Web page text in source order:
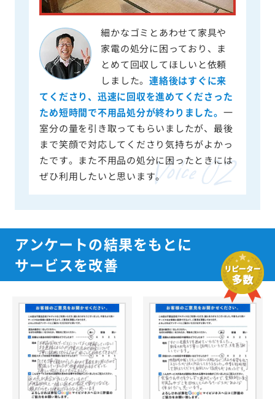
細かなゴミとあわせて家具や
家電の処分に困っており、ま
とめて回収してほしいと依頼
しました。連絡後はすぐに来
てくださり、迅速に回収を進めてくださった
ため短時間で不用品処分が終わりました。 一
室分の量を引き取ってもらいましたが、最後
まで笑顔で対応してくださり気持ちがよかっ
たです。また不用品の処分に困ったときには
ぜひ利用したいと思います。
アンケートの結果をもとに
サービスを改善